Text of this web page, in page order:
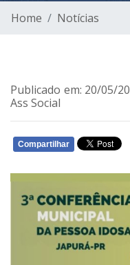
Home Notícias
Publicado em: 20/05/
Ass Social
Compartilhar